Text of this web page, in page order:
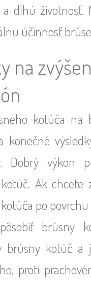
dlhú
účinnosť
na
kotúča
konečné
Dobrý výkon
Ak
po
brúsny
brúsny kotúč a
proti